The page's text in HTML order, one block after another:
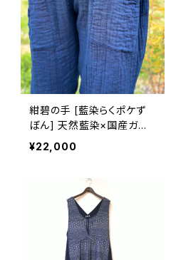
紺碧の手 [藍染らくポケず
ぼん] 天然藍染×国産ガー
ゼ
¥22,000